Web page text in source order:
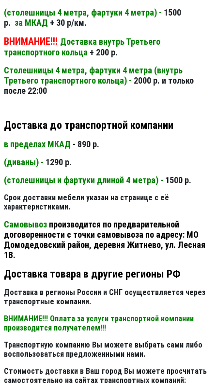
(столешницы 4 метра, фартуки 4 метра) - 1500
р. за МКАД + 30 р/км.
ВНИМАНИЕ!!! Доставка внутрь Третьего
транспортного кольца + 200 р.
Столешницы 4 метра, фартуки 4 метра (внутрь
Третьего транспортного кольца) - 2000 р. и только
после 22:00
Доставка до транспортной компании
в пределах МКАД - 890 р.
(диваны) - 1290 р.
(столешницы и фартуки длиной 4 метра) - 1500 р.
Срок доставки мебели указан на странице с её
характеристиками.
Самовывоз производится по предварительной
договоренности с точки самовывоза по адресу: МО
Домодедовский район, деревня Житнево, ул. Лесная
1В.
Доставка товара в другие регионы РФ
Доставка в регионы России и СНГ осуществляется через
транспортные компании.
ВНИМАНИЕ!!! Оплата за услуги транспортной компании
производится получателем!!!
Транспортную компанию Вы можете выбрать сами либо
воспользоваться предложенными нами.
Стоимость доставки в Ваш город Вы можете просчитать
самостоятельно на сайтах транспортных компаний: